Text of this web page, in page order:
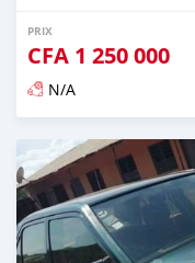
PRIX
CFA 1 250 000
N/A
Publié il y a presque 6 ans